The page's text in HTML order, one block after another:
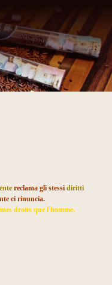
reclama gli stessi diritti
ci rinuncia.
droits que l'homme.